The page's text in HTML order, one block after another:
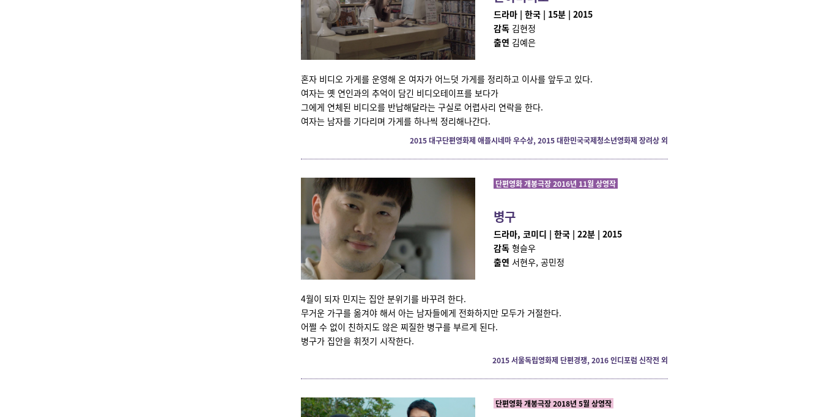
드라마 | 한국 | 15분 | 2015
감독 김현정
출연 김예은
혼자 비디오 가게를 운영해 온 여자가 어느덧 가게를 정리하고 이사를 앞두고 있다.
여자는 옛 연인과의 추억이 담긴 비디오테이프를 보다가
그에게 연체된 비디오를 반납해달라는 구실로 어렵사리 연락을 한다.
여자는 남자를 기다리며 가게를 하나씩 정리해나간다.
2015 대구단편영화제 애플시네마 우수상, 2015 대한민국국제청소년영화제 장려상 외
단편영화 개봉극장 2016년 11월 상영작
병구
드라마, 코미디 | 한국 | 22분 | 2015
감독 형슬우
출연 서현우, 공민정
4월이 되자 민지는 집안 분위기를 바꾸려 한다.
무거운 가구를 옮겨야 해서 아는 남자들에게 전화하지만 모두가 거절한다.
어쩔 수 없이 친하지도 않은 찌질한 병구를 부르게 된다.
병구가 집안을 휘젓기 시작한다.
2015 서울독립영화제 단편경쟁, 2016 인디포럼 신작전 외
단편영화 개봉극장 2018년 5월 상영작